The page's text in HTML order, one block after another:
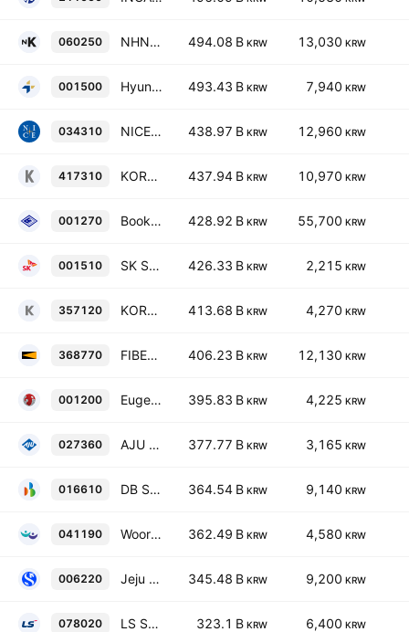
060250 NHN KCP Corp. 494.08 B KRW 13,030 KRW
001500 Hyundai Motor Securities Co., Ltd. 493.43 B KRW 7,940 KRW
034310 NICE Holdings Co., Ltd. 438.97 B KRW 12,960 KRW
417310 KORAMCO THE ONE REIT 437.94 B KRW 10,970 KRW
001270 Bookook Securities Co., Ltd 428.92 B KRW 55,700 KRW
001510 SK Securities Co., Ltd. 426.33 B KRW 2,215 KRW
357120 KORAMCO LIFE INFRA REIT Co., Ltd 413.68 B KRW 4,270 KRW
368770 FIBERPRO, Inc. 406.23 B KRW 12,130 KRW
001200 Eugene Investment & Securities Co., Ltd. 395.83 B KRW 4,225 KRW
027360 AJU IB INVESTMENT CO., LTD. 377.77 B KRW 3,165 KRW
016610 DB Securities Co.,Ltd 364.54 B KRW 9,140 KRW
041190 Woori Technology Investment Co., Ltd. 362.49 B KRW 4,580 KRW
006220 Jeju Bank 345.48 B KRW 9,200 KRW
078020 LS SECURITIES Co. Ltd. 323.1 B KRW 6,400 KRW